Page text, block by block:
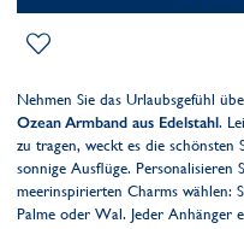
Nehmen Sie das Urlaubsgefühl
Ozean Armband aus Edelstahl.
zu tragen, weckt es die schönsten
sonnige Ausflüge. Personalisieren
meerinspirierten Charms wählen:
Palme oder Wal. Jeder Anhänger